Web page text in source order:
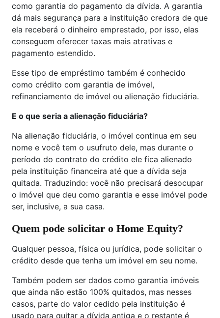
como garantia do pagamento da dívida. A garantia
dá mais segurança para a instituição credora de que
ela receberá o dinheiro emprestado, por isso, elas
conseguem oferecer taxas mais atrativas e
pagamento estendido.
Esse tipo de empréstimo também é conhecido
como crédito com garantia de imóvel,
refinanciamento de imóvel ou alienação fiduciária.
E o que seria a alienação fiduciária?
Na alienação fiduciária, o imóvel continua em seu
nome e você tem o usufruto dele, mas durante o
período do contrato do crédito ele fica alienado
pela instituição financeira até que a dívida seja
quitada. Traduzindo: você não precisará desocupar
o imóvel que deu como garantia e esse imóvel pode
ser, inclusive, a sua casa.
Quem pode solicitar o Home Equity?
Qualquer pessoa, física ou jurídica, pode solicitar o
crédito desde que tenha um imóvel em seu nome.
Também podem ser dados como garantia imóveis
que ainda não estão 100% quitados, mas nesses
casos, parte do valor cedido pela instituição é
usado para quitar a dívida antiga e o restante é